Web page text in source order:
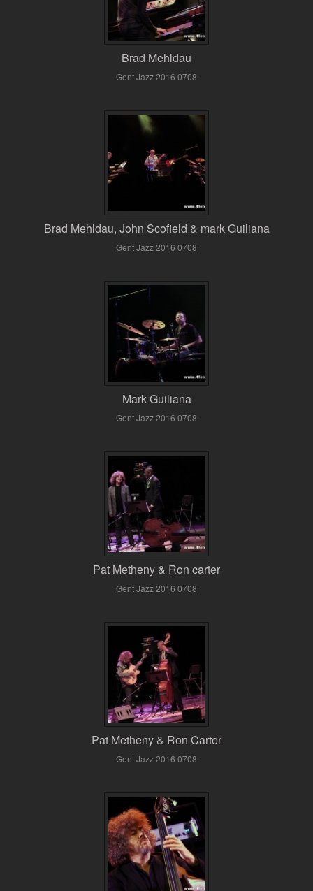
Brad Mehldau
Gent Jazz 2016 0708
Brad Mehldau, John Scofield & mark Guiliana
Gent Jazz 2016 0708
Mark Guiliana
Gent Jazz 2016 0708
Pat Metheny & Ron carter
Gent Jazz 2016 0708
Pat Metheny & Ron Carter
Gent Jazz 2016 0708